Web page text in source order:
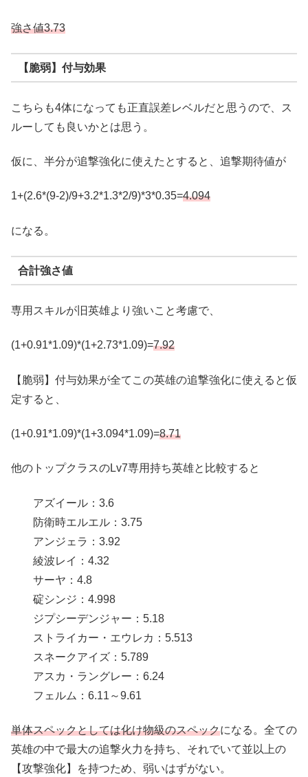
強さ値3.73
【脆弱】付与効果
こちらも4体になっても正直誤差レベルだと思うので、ス
ルーしても良いかとは思う。
仮に、半分が追撃強化に使えたとすると、追撃期待値が
1+(2.6*(9-2)/9+3.2*1.3*2/9)*3*0.35=4.094
になる。
合計強さ値
専用スキルが旧英雄より強いこと考慮で、
(1+0.91*1.09)*(1+2.73*1.09)=7.92
【脆弱】付与効果が全てこの英雄の追撃強化に使えると仮
定すると、
(1+0.91*1.09)*(1+3.094*1.09)=8.71
他のトップクラスのLv7専用持ち英雄と比較すると
アズイール：3.6
防衛時エルエル：3.75
アンジェラ：3.92
綾波レイ：4.32
サーヤ：4.8
碇シンジ：4.998
ジプシーデンジャー：5.18
ストライカー・エウレカ：5.513
スネークアイズ：5.789
アスカ・ラングレー：6.24
フェルム：6.11～9.61
単体スペックとしては化け物級のスペックになる。全ての
英雄の中で最大の追撃火力を持ち、それでいて並以上の
【攻撃強化】を持つため、弱いはずがない。